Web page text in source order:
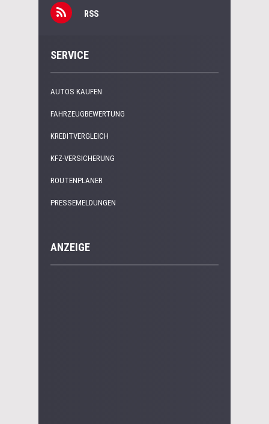
RSS
SERVICE
AUTOS KAUFEN
FAHRZEUGBEWERTUNG
KREDITVERGLEICH
KFZ-VERSICHERUNG
ROUTENPLANER
PRESSEMELDUNGEN
ANZEIGE